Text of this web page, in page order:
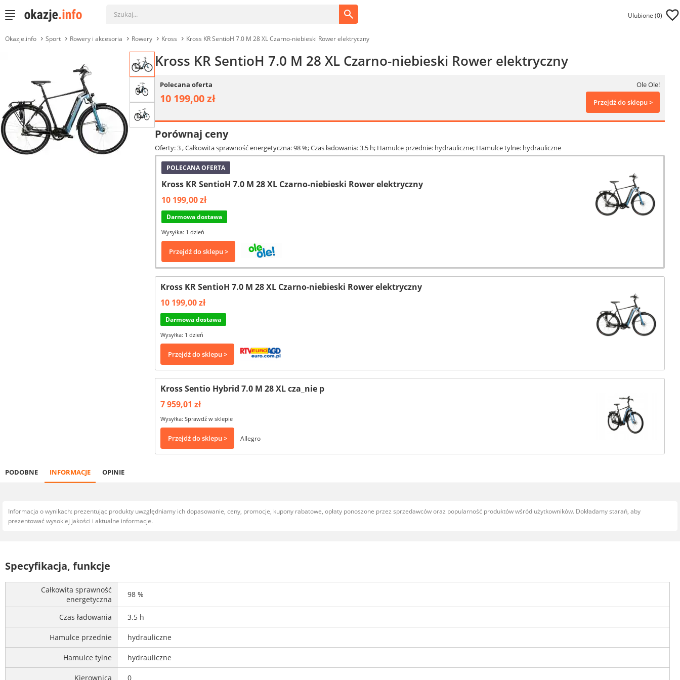
Ulubione (0)
Okazje.info Sport Rowery i akcesoria Rowery Kross Kross KR SentioH 7.0 M 28 XL Czarno-niebieski Rower elektryczny
Kross KR SentioH 7.0 M 28 XL Czarno-niebieski Rower elektryczny
Polecana oferta Ole Ole!
10 199,00 zł Przejdź do sklepu >
Porównaj ceny
Oferty: 3, Całkowita sprawność energetyczna: 98 %; Czas ładowania: 3.5 h; Hamulce przednie: hydrauliczne; Hamulce tylne: hydrauliczne
POLECANA OFERTA
Kross KR SentioH 7.0 M 28 XL Czarno-niebieski Rower elektryczny
10 199,00 zł
Darmowa dostawa
Wysyłka: 1 dzień
Przejdź do sklepu >
Kross KR SentioH 7.0 M 28 XL Czarno-niebieski Rower elektryczny
10 199,00 zł
Darmowa dostawa
Wysyłka: 1 dzień
Przejdź do sklepu >
Kross Sentio Hybrid 7.0 M 28 XL cza_nie p
7 959,01 zł
Wysyłka: Sprawdź w sklepie
Przejdź do sklepu > Allegro
PODOBNE INFORMACJE OPINIE
Informacja o wynikach: prezentując produkty uwzględniamy ich dopasowanie, ceny, promocje, kupony rabatowe, opłaty ponoszone przez sprzedawców oraz popularność produktów wśród użytkowników. Dokładamy starań, aby
prezentować wysokiej jakości i aktualne informacje.
Specyfikacja, funkcje
Całkowita sprawność
energetyczna
98 %
Czas ładowania 3.5 h
Hamulce przednie hydrauliczne
Hamulce tylne hydrauliczne
Kierownica 0